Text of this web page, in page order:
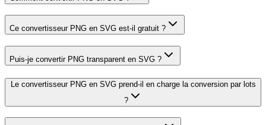
Ce convertisseur PNG en SVG est-il gratuit ?
Puis-je convertir PNG transparent en SVG ?
Le convertisseur PNG en SVG prend-il en charge la conversion par lots
?